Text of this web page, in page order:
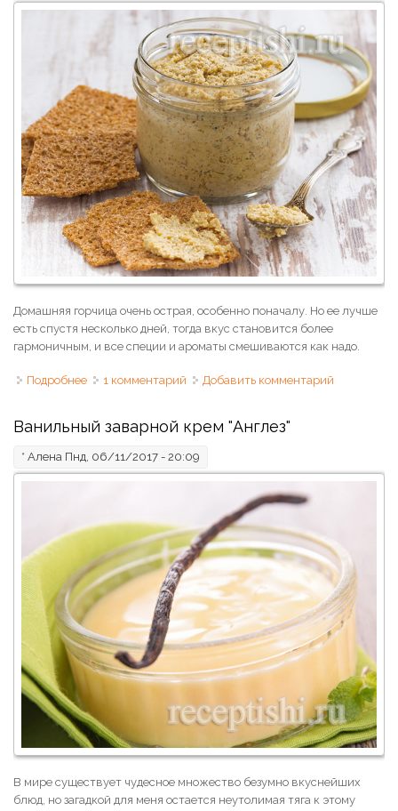
Домашняя горчица очень острая, особенно поначалу. Но ее лучше
есть спустя несколько дней, тогда вкус становится более
гармоничным, и все специи и ароматы смешиваются как надо.
Подробнее о Горчица домашняя с ароматными травами
1 комментарий Добавить комментарий
Ванильный заварной крем "Англез"
* Алена Пнд, 06/11/2017 - 20:09
В мире существует чудесное множество безумно вкуснейших
блюд, но загадкой для меня остается неутолимая тяга к этому